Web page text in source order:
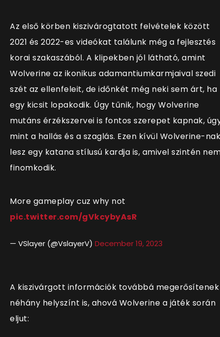
Az első körben kiszivárogtatott felvételek között
2021 és 2022-es videókat találunk még a fejlesztés
korai szakaszából. A klipekben jól látható, amint
Wolverine az ikonikus adamantiumkarmjaival szedi
szét az ellenfeleit, de időnkét még neki sem árt, ha
egy kicsit lopakodik. Úgy tűnik, hogy Wolverine
mutáns érzékszervei is fontos szerepet kapnak,
mint a hallás és a szaglás. Ezen kívül Wolverine-nak
lesz egy katana stílusú kardja is, amivel szintén
finomkodik.
More gameplay cuz why not
pic.twitter.com/gVkcybyAsR
— VSlayer (@VslayerV) December 19, 2023
A kiszivárgott információk továbbá megerősítenek
néhány helyszínt is, ahová Wolverine a játék során
eljut: